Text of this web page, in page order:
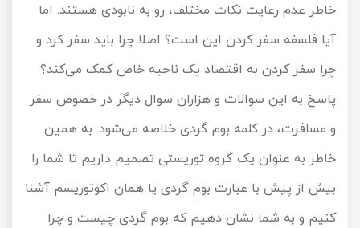
خاطر عدم رعایت نکات مختلف، رو به نابودی هستند. اما
آیا فلسفه سفر کردن این است؟ اصلا چرا باید سفر کرد و
چرا سفر کردن به اقتصاد یک ناحیه خاص کمک می‌کند؟
پاسخ به این سوالات و هزاران سوال دیگر در خصوص سفر
و مسافرت، در کلمه بوم گردی خلاصه می‌شود. به همین
خاطر به عنوان یک گروه توریستی تصمیم داریم تا شما را
بیش از پیش با عبارت بوم گردی یا همان اکوتوریسم آشنا
کنیم و به شما نشان دهیم که بوم گردی چیست و چرا
تور ماسوله
تور مرداب سراوان
تور سوباتان
تور چابهار